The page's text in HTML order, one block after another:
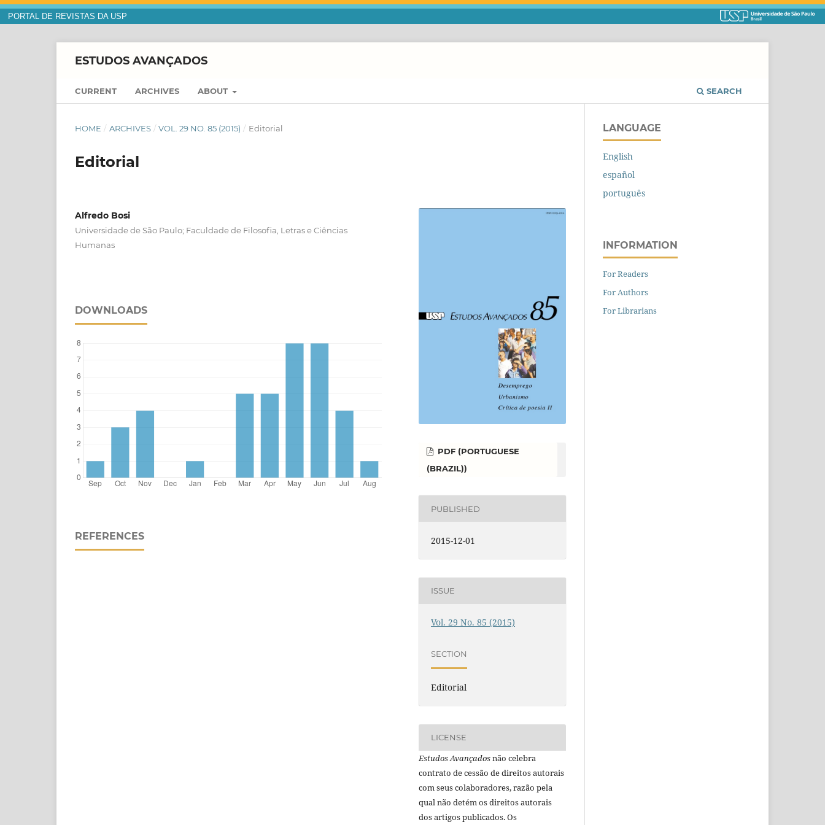
PORTAL DE REVISTAS DA USP
ESTUDOS AVANÇADOS
CURRENT ARCHIVES ABOUT SEARCH
HOME / ARCHIVES / VOL. 29 NO. 85 (2015) / Editorial
Editorial
Alfredo Bosi
Universidade de São Paulo; Faculdade de Filosofia, Letras e Ciências
Humanas
DOWNLOADS
REFERENCES
PDF (PORTUGUESE
(BRAZIL))
PUBLISHED
2015-12-01
ISSUE
Vol. 29 No. 85 (2015)
SECTION
Editorial
LICENSE
Estudos Avançadosnão celebra
contrato de cessão de direitos autorais
com seus colaboradores, razão pela
qual não detém os direitos autorais
dos artigos publicados. Os
LANGUAGE
English
español
português
INFORMATION
For Readers
For Authors
For Librarians